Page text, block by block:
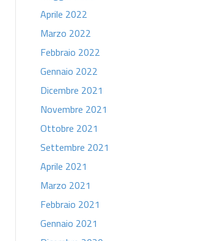
Aprile 2022
Marzo 2022
Febbraio 2022
Gennaio 2022
Dicembre 2021
Novembre 2021
Ottobre 2021
Settembre 2021
Aprile 2021
Marzo 2021
Febbraio 2021
Gennaio 2021